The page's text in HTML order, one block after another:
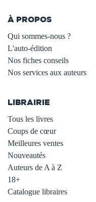
À PROPOS
Qui sommes-nous ?
L'auto-édition
Nos fiches conseils
Nos services aux auteurs
LIBRAIRIE
Tous les livres
Coups de cœur
Meilleures ventes
Nouveautés
Auteurs de A à Z
18+
Catalogue libraires